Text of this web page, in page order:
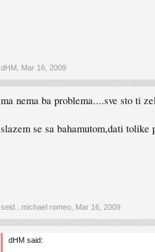
dHM Mar 16, 2009
ma nema ba problema....sve sto ti
slazem se sa bahamutom,dati
seid...michael romeo Mar 16, 2009
dHM said: